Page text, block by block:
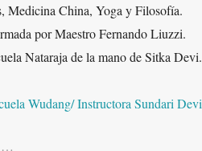
Medicina China, Yoga y Filosofía.
por Maestro Fernando Liuzzi.
Nataraja de la mano de Sitka Devi.
Wudang/ Instructora Sundari Devi
…